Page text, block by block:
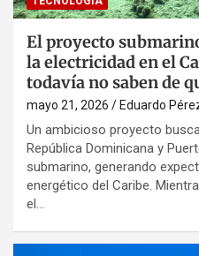
El proyecto
la electricidad en el
todavía no saben de
mayo 21, 2026 Eduardo
Un ambicioso proyecto
República Dominicana y
submarino, generando
energético del Caribe.
el…